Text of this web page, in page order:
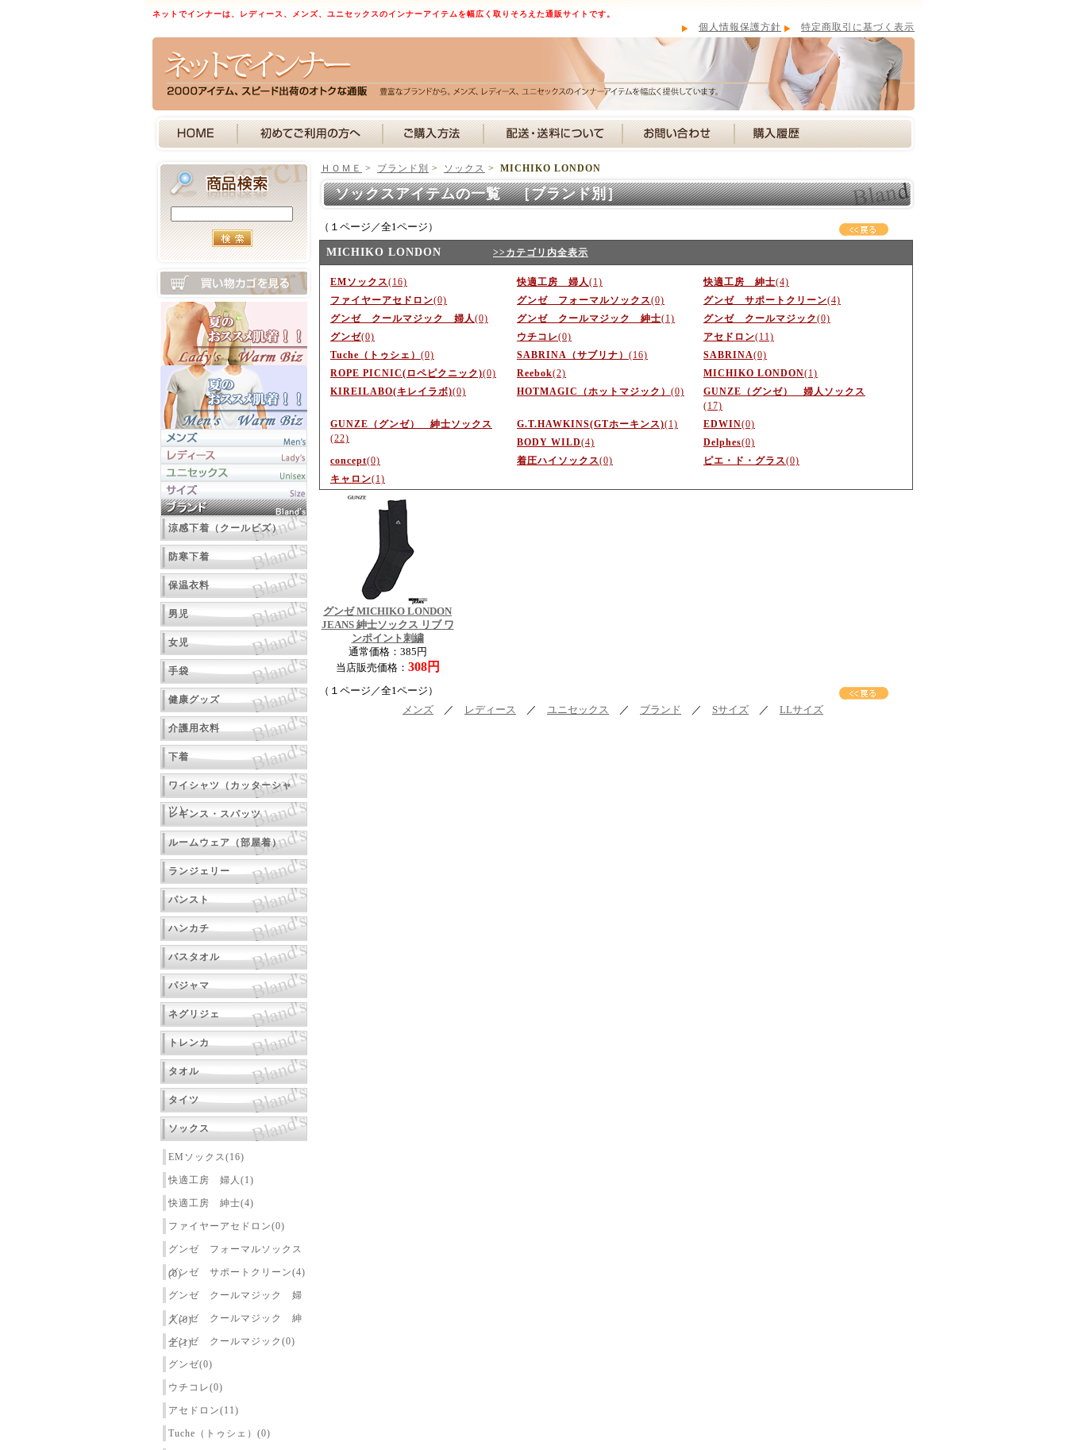
ネットでインナーは、レディース、メンズ、ユニセックスのインナーアイテムを幅広く取りそろえた通販サイトです。
特定商取引に基づく表示
個人情報保護方針
涼感下着（クールビズ）
防寒下着
保温衣料
男児
女児
手袋
健康グッズ
介護用衣料
下着
ワイシャツ（カッターシャ
ツ）
レギンス・スパッツ
ルームウェア（部屋着）
ランジェリー
パンスト
ハンカチ
バスタオル
パジャマ
ネグリジェ
トレンカ
タオル
タイツ
ソックス
EMソックス(16)
快適工房 婦人(1)
快適工房 紳士(4)
ファイヤーアセドロン(0)
グンゼ フォーマルソックス
(0)
グンゼ サポートクリーン(4)
グンゼ クールマジック 婦
人(0)
グンゼ クールマジック 紳
士(1)
グンゼ クールマジック(0)
グンゼ(0)
ウチコレ(0)
アセドロン(11)
Tuche（トゥシェ）(0)
ＨＯＭＥ > ブランド別 > ソックス > MICHIKO LONDON
ソックスアイテムの一覧 ［ブランド別］
（１ページ／全1ページ）
MICHIKO LONDON >>カテゴリ内全表示
EMソックス(16) 快適工房 婦人 (1) 快適工房 紳士(4)
ファイヤーアセドロン(0) グンゼ フォーマルソックス(0) グンゼ サポートクリーン(4)
グンゼ クールマジック 婦人 (0) グンゼ クールマジック 紳士(1) グンゼ クールマジック(0)
グンゼ(0) ウチコレ(0) アセドロン(11)
Tuche（トゥシェ） (0) SABRINA（サブリナ） (16) SABRINA(0)
ROPE PICNIC(ロペピクニック)(0) Reebok(2) MICHIKO LONDON(1)
KIREILABO(キレイラボ)(0) HOTMAGIC（ホットマジック） (0)
GUNZE（グンゼ） 婦人ソックス
(17)
GUNZE（グンゼ） 紳士ソックス
(22)
G.T.HAWKINS(GTホーキンス)(1) EDWIN(0)
BODY WILD(4) Delphes(0)
concept(0) 着圧ハイソックス(0) ピエ・ド・グラス(0)
キャロン(1)
グンゼ MICHIKO LONDON
JEANS 紳士ソックス リブ ワ
ンポイント刺繍
通常価格：385円
当店販売価格： 308円
（１ページ／全1ページ）
メンズ ／ レディース ／ ユニセックス ／ ブランド ／ Sサイズ ／ LLサイズ